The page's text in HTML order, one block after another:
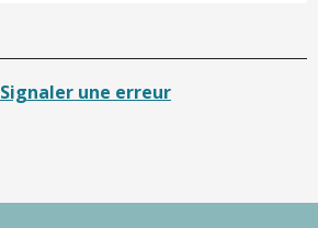
Signaler une erreur